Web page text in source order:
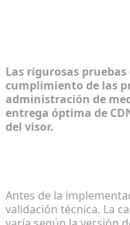
Las rigurosas
cumplimiento de las
administración de
entrega óptima de
del visor.
Antes de la
validación técnica. La